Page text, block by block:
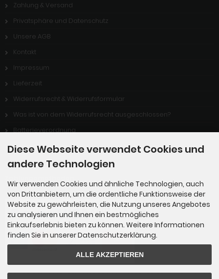
Zahlung & Versand
Privatsphäre und Datenschutz
Unsere AGB
Kontakt
Impressum
Lieferzeit
Widerrufsrecht & Widerrufsformular
Was ist von dem Widerrufsrecht ausgeschlossen?
Batterieverordnung
Stellenangebote
Zahlung per Rechnung: Übergabe der Rechnung an PayPal. Sie über
Diese Webseite verwendet Cookies und
andere Technologien
Wir verwenden Cookies und ähnliche Technologien, auch
von Drittanbietern, um die ordentliche Funktionsweise der
Website zu gewährleisten, die Nutzung unseres Angebotes
zu analysieren und Ihnen ein bestmögliches
Einkaufserlebnis bieten zu können. Weitere Informationen
finden Sie in unserer Datenschutzerklärung.
ALLE AKZEPTIEREN